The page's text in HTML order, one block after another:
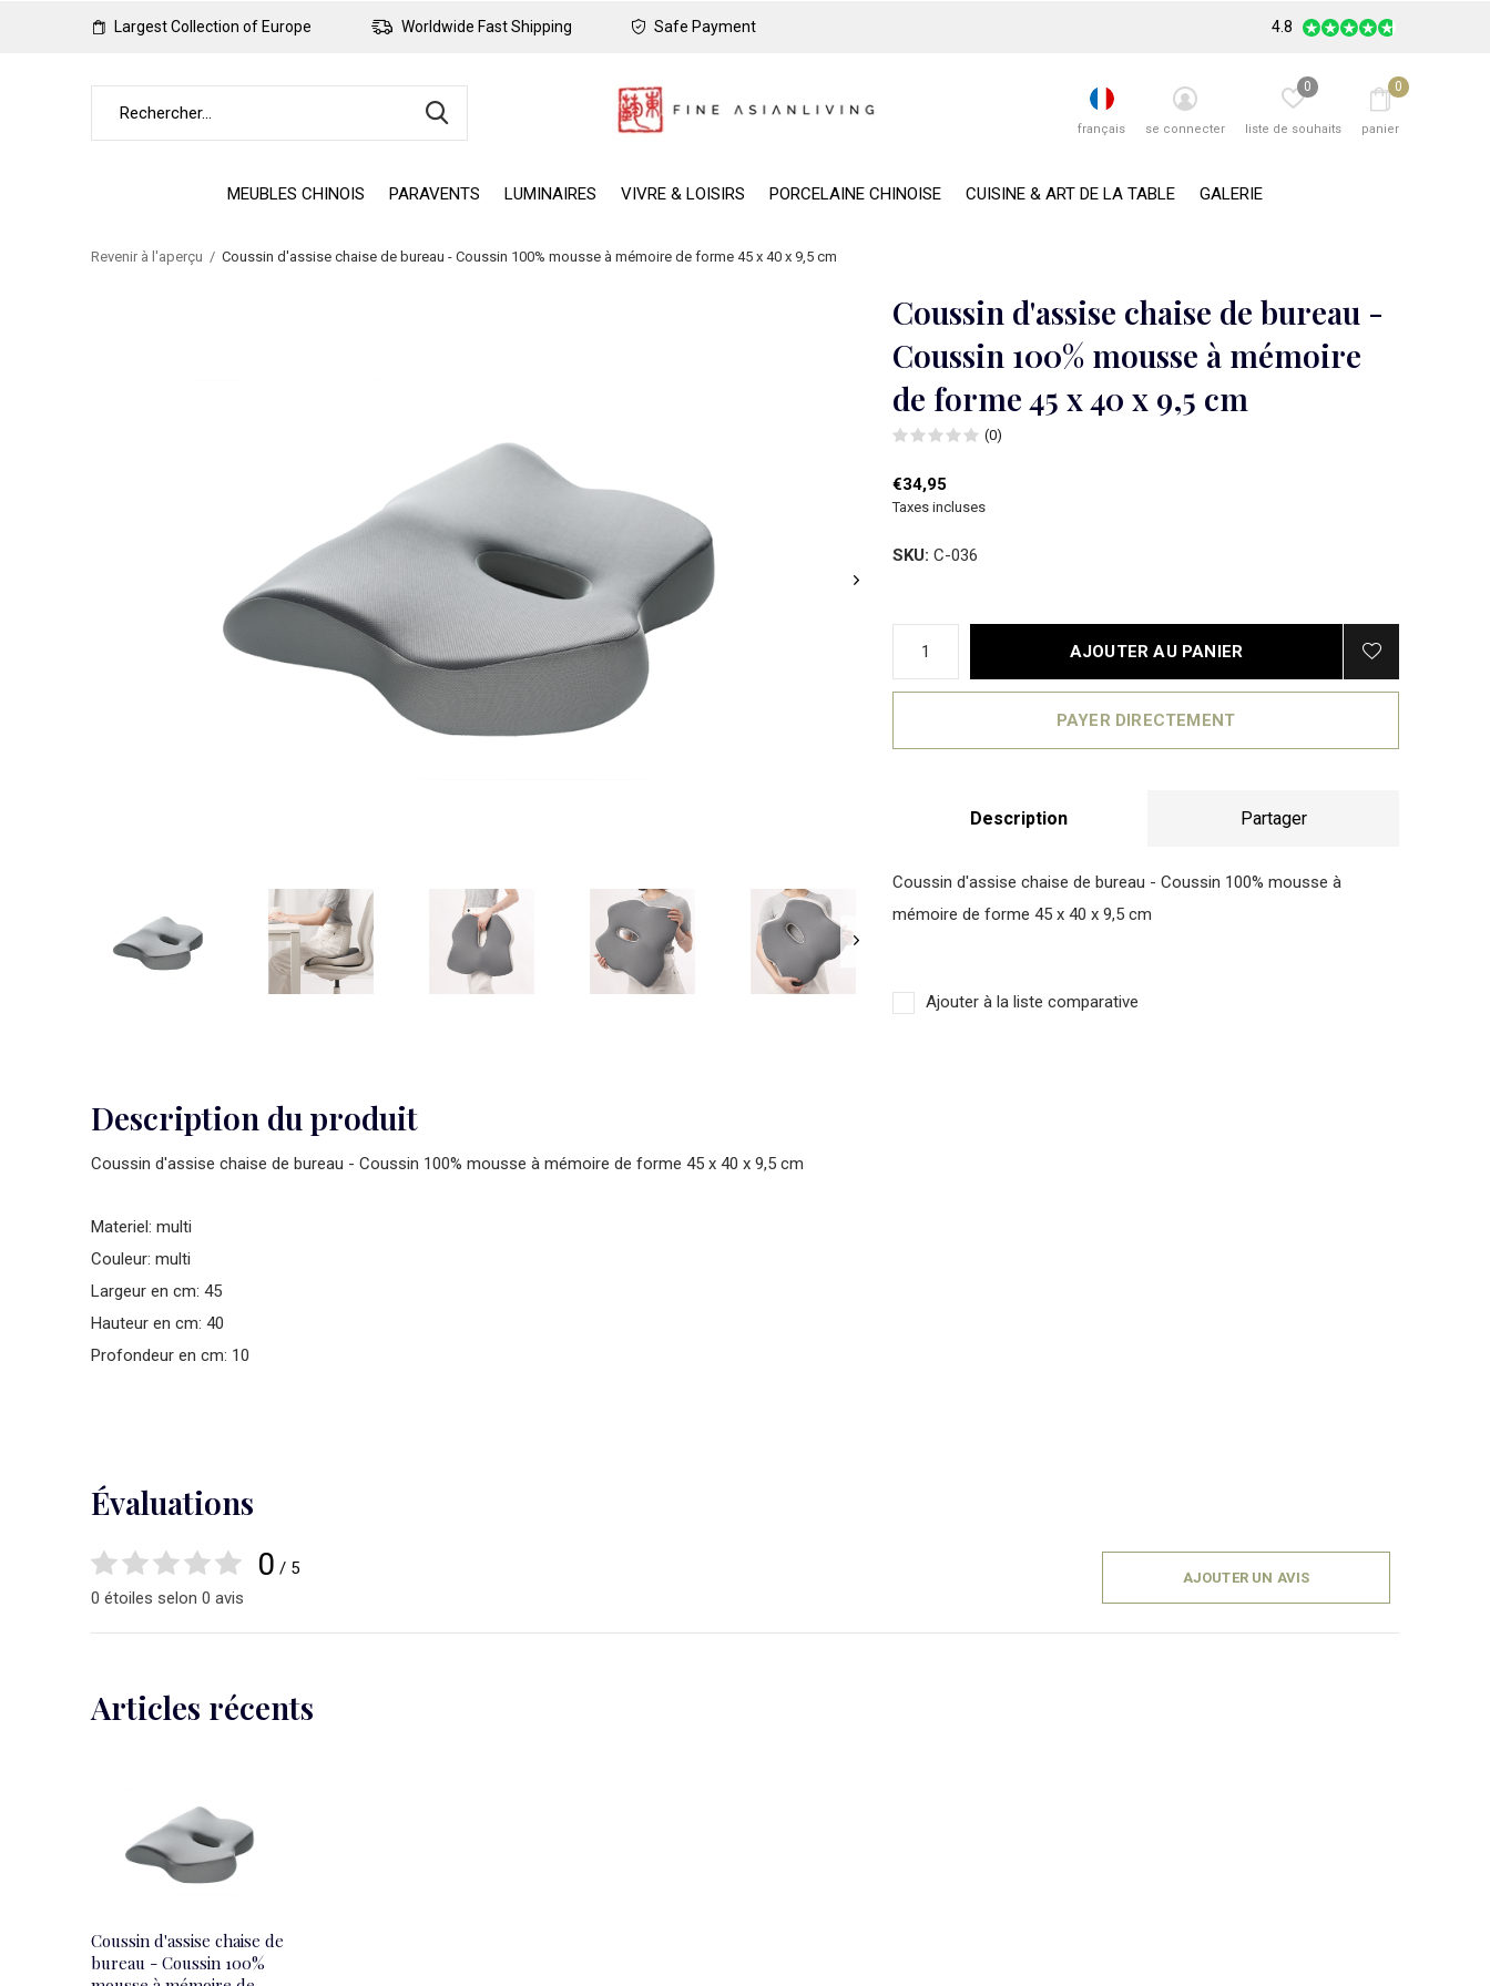
MEUBLES CHINOIS PARAVENTS LUMINAIRES VIVRE & LOISIRS PORCELAINE CHINOISE CUISINE & ART DE LA TABLE GALERIE
français se connecter liste de souhaits
0
panier
0
Largest Collection of Europe Worldwide Fast Shipping Safe Payment 4.8
Revenir à l'aperçu Coussin d'assise chaise de bureau - Coussin 100% mousse à mémoire de forme 45 x 40 x 9,5 cm
Coussin d'assise chaise de bureau -
Coussin 100% mousse à mémoire
de forme 45 x 40 x 9,5 cm
(0)
€34,95
Taxes incluses
SKU: C-036
AJOUTER AU PANIER
PAYER DIRECTEMENT
Description Partager
Coussin d'assise chaise de bureau - Coussin 100% mousse à
mémoire de forme 45 x 40 x 9,5 cm
Ajouter à la liste comparative
Description du produit
Coussin d'assise chaise de bureau - Coussin 100% mousse à mémoire de forme 45 x 40 x 9,5 cm
Materiel: multi
Couleur: multi
Largeur en cm: 45
Hauteur en cm: 40
Profondeur en cm: 10
Évaluations
0 / 5
0 étoiles selon 0 avis
AJOUTER UN AVIS
Articles récents
Coussin d'assise chaise de
bureau - Coussin 100%